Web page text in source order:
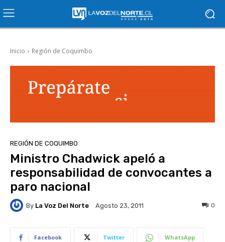
Inicio Región de Coquimbo
REGIÓN DE COQUIMBO
Ministro Chadwick apeló a
responsabilidad de convocantes a
paro nacional
By La Voz Del Norte Agosto 23, 2011 0
Facebook Twitter WhatsApp